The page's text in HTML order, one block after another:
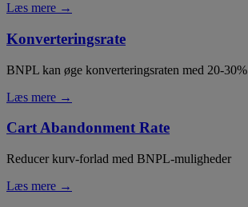
Læs mere →
Konverteringsrate
BNPL kan øge konverteringsraten med 20-30%
Læs mere →
Cart Abandonment Rate
Reducer kurv-forlad med BNPL-muligheder
Læs mere →